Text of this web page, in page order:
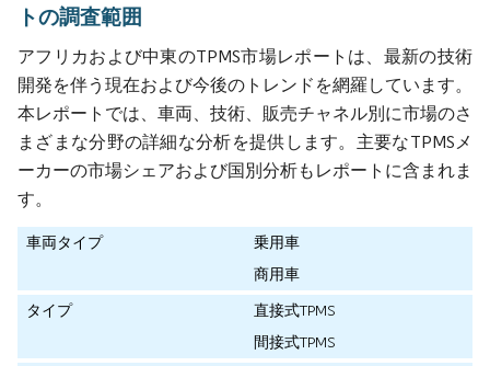
トの調査範囲
アフリカおよび中東のTPMS市場レポートは、最新の技術
開発を伴う現在および今後のトレンドを網羅しています。
本レポートでは、車両、技術、販売チャネル別に市場のさ
まざまな分野の詳細な分析を提供します。主要なTPMSメ
ーカーの市場シェアおよび国別分析もレポートに含まれま
す。
車両タイプ
乗用車
商用車
タイプ
直接式TPMS
間接式TPMS